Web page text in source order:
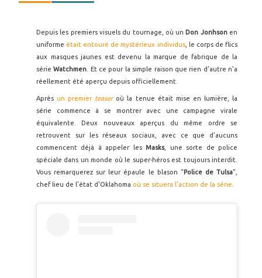
Depuis les premiers visuels du tournage, où un Don Jonhsonen
uniforme était entouré de mystérieux individus, le corps de flics
aux masques jaunes est devenu la marque de fabrique de la
sérieWatchmen . Et ce pour la simple raison que rien d'autre n'a
réellement été aperçu depuis officiellement.
Aprèsun premier teaser où la tenue était mise en lumière, la
série commence à se montrer avec une campagne virale
équivalente. Deux nouveaux aperçus du même ordre se
retrouvent sur les réseaux sociaux, avec ce que d'aucuns
commencent déjà à appeler lesMasks, une sorte de police
spéciale dans un monde où le super-héros est toujours interdit.
Vous remarquerez sur leur épaule le blason "Police de Tulsa",
chef lieu de l'état d'Oklahoma où se situera l'action de la série